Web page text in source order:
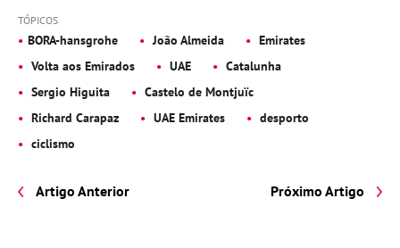
TÓPICOS
BORA-hansgrohe João Almeida
Emirates
Volta aos Emirados
UAE
Catalunha
Sergio Higuita
Castelo de Montjuïc
Richard Carapaz
UAE Emirates
desporto
ciclismo
Artigo Anterior Próximo Artigo